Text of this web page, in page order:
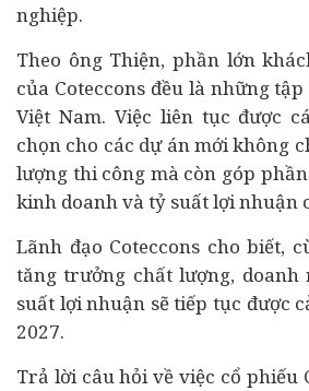
nghiệp.
Theo ông Thiện, phần lớn
của Coteccons đều là những
Việt Nam. Việc liên tục được
chọn cho các dự án mới không
lượng thi công mà còn góp
kinh doanh và tỷ suất lợi nhuận
Lãnh đạo Coteccons cho biết,
tăng trưởng chất lượng, doanh
suất lợi nhuận sẽ tiếp tục được
2027.
Trả lời câu hỏi về việc cổ phiếu